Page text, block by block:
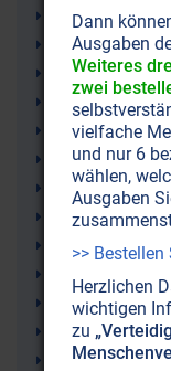
Lavendel-Öl
Young Living
Pflanzenöle
Heilung
Pfefferminz-Öl
Heilkunde
Photonen
Pflanzen
Heilkraft
Aromalampe
Prana (Pranha)
Beten
Dann
Ausgaben
Weiteres
zwei
vielfache
und nur 6
wählen,
Ausgaben
>>
Herzlichen
wichtigen
zu